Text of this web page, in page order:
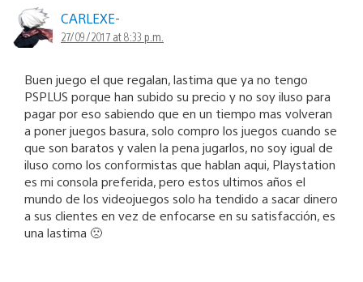
CARLEXE-
27/09/2017 at 8:33 p.m.
Buen juego el que regalan, lastima que ya no tengo
PSPLUS porque han subido su precio y no soy iluso para
pagar por eso sabiendo que en un tiempo mas volveran
a poner juegos basura, solo compro los juegos cuando se
que son baratos y valen la pena jugarlos, no soy igual de
iluso como los conformistas que hablan aqui, Playstation
es mi consola preferida, pero estos ultimos años el
mundo de los videojuegos solo ha tendido a sacar dinero
a sus clientes en vez de enfocarse en su satisfacción, es
una lastima 🙁